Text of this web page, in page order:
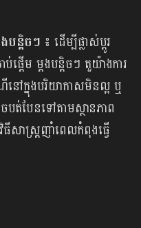
បន្តិចៗ ៖ ដើម្បីផ្លាស់ប្តូរ
តើម ម្តងបន្តិចៗ តួយ៉ាងការ
ណីនៅក្នុងបរិយាកាសមិនល្អ ឬ
ត់បែនទៅតាមស្ថានភាព
សាស្រ្តញាំពេលកំពុងធ្វើ